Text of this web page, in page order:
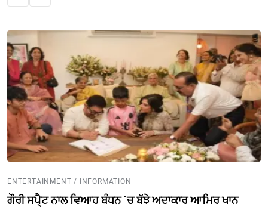
ENTERTAINMENT / INFORMATION
ਗੌਰੀ ਸਪੈ੍ਟ ਨਾਲ ਵਿਆਹ ਬੰਧਨ `ਚ ਬੱਝੇ ਅਦਾਕਾਰ ਆਮਿਰ ਖਾਨ